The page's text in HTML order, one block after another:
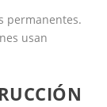
permanentes.
usan